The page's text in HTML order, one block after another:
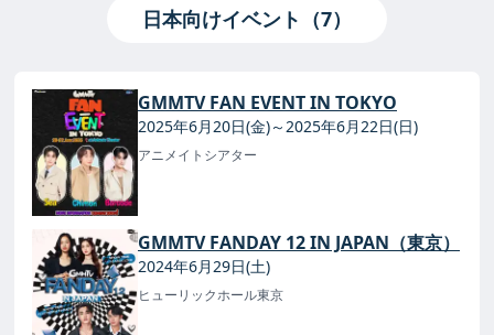
日本向けイベント（7）
GMMTV FAN EVENT IN TOKYO
2025年6月20日(金)～2025年6月22日(日)
アニメイトシアター
GMMTV FANDAY 12 IN JAPAN（東京）
2024年6月29日(土)
ヒューリックホール東京